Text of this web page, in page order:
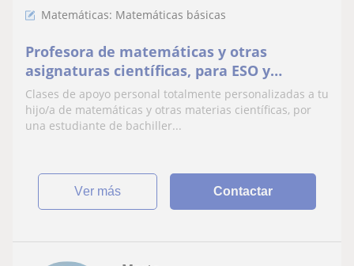
Matemáticas: Matemáticas básicas
Profesora de matemáticas y otras
asignaturas científicas, para ESO y
primaria.
Clases de apoyo personal totalmente personalizadas a tu
hijo/a de matemáticas y otras materias científicas, por
una estudiante de bachiller...
ver más Contactar